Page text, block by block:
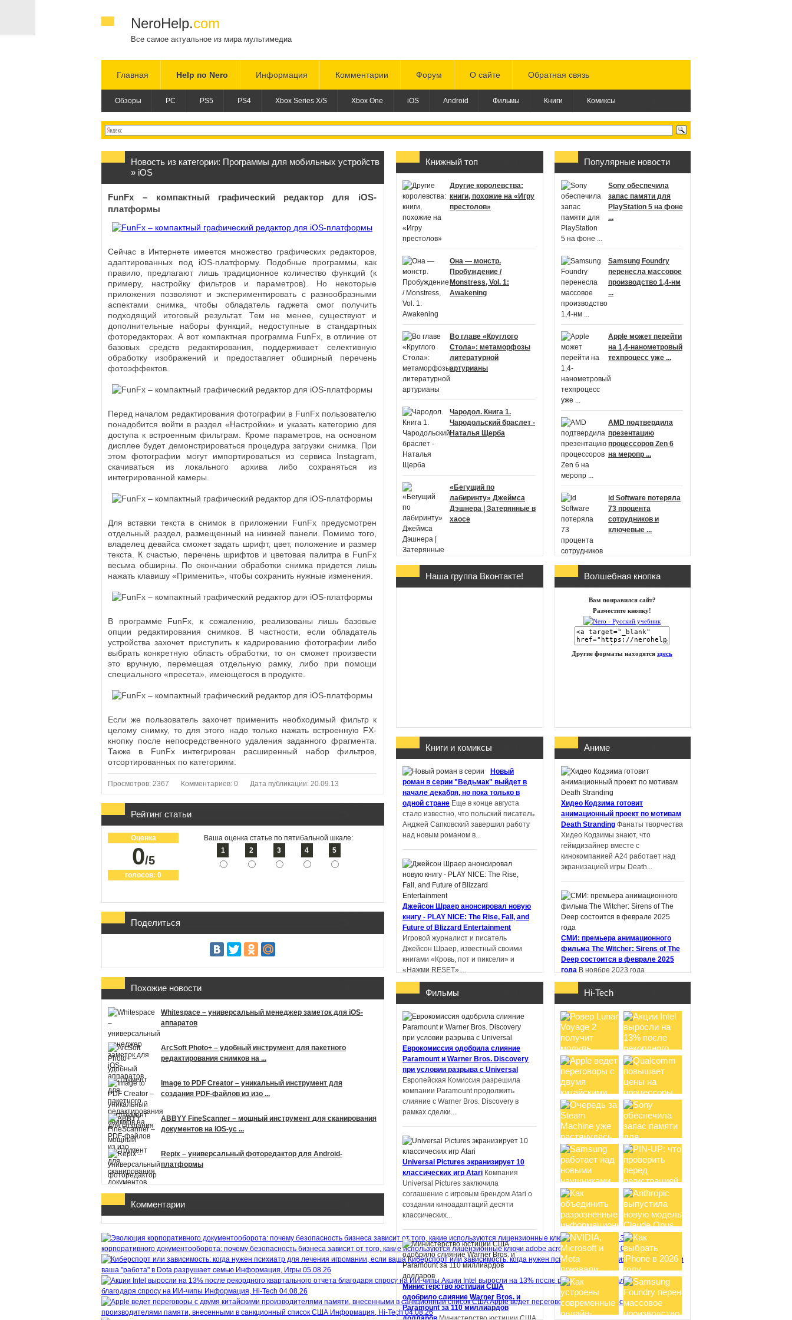
NeroHelp.com
Все самое актуальное из мира мультимедиа
Главная Help по Nero Информация Комментарии Форум О сайте Обратная связь
Обзоры PC PS5 PS4 Xbox Series X/S Xbox One iOS Android Фильмы Книги Комиксы
Новость из категории: Программы для мобильных устройств
» iOS
FunFx – компактный графический редактор для iOS-
платформы
Сейчас в Интернете имеется множество графических редакторов,
адаптированных под iOS-платформу. Подобные программы, как
правило, предлагают лишь традиционное количество функций (к
примеру, настройку фильтров и параметров). Но некоторые
приложения позволяют и экспериментировать с разнообразными
аспектами снимка, чтобы обладатель гаджета смог получить
подходящий итоговый результат. Тем не менее, существуют и
дополнительные наборы функций, недоступные в стандартных
фоторедакторах. А вот компактная программа FunFx, в отличие от
базовых средств редактирования, поддерживает селективную
обработку изображений и предоставляет обширный перечень
фотоэффектов.
Перед началом редактирования фотографии в FunFx пользователю
понадобится войти в раздел «Настройки» и указать категорию для
доступа к встроенным фильтрам. Кроме параметров, на основном
дисплее будет демонстрироваться процедура загрузки снимка. При
этом фотографии могут импортироваться из сервиса Instagram,
скачиваться из локального архива либо сохраняться из
интегрированной камеры.
Для вставки текста в снимок в приложении FunFx предусмотрен
отдельный раздел, размещенный на нижней панели. Помимо того,
владелец девайса сможет задать шрифт, цвет, положение и размер
текста. К счастью, перечень шрифтов и цветовая палитра в FunFx
весьма обширны. По окончании обработки снимка придется лишь
нажать клавишу «Применить», чтобы сохранить нужные изменения.
В программе FunFx, к сожалению, реализованы лишь базовые
опции редактирования снимков. В частности, если обладатель
устройства захочет приступить к кадрированию фотографии либо
выбрать конкретную область обработки, то он сможет произвести
это вручную, перемещая отдельную рамку, либо при помощи
специального «пресета», имеющегося в продукте.
Если же пользователь захочет применить необходимый фильтр к
целому снимку, то для этого надо только нажать встроенную FX-
кнопку после непосредственного удаления заданного фрагмента.
Также в FunFx интегрирован расширенный набор фильтров,
отсортированных по категориям.
Просмотров: 2367 Комментариев: 0 Дата публикации: 20.09.13
Рейтинг статьи
Оценка
0/5
голосов: 0
Ваша оценка статье по пятибальной шкале:
1
2 3 4 5
Поделиться
Похожие новости
Whitespace – универсальный менеджер заметок для iOS-
аппаратов
ArcSoft Photo+ – удобный инструмент для пакетного
редактирования снимков на ...
Image to PDF Creator – уникальный инструмент для
создания PDF-файлов из изо ...
ABBYY FineScanner – мощный инструмент для сканирования
документов на iOS-ус ...
Repix – универсальный фоторедактор для Android-
платформы
Комментарии
Книжный топ
Другие королевства:
книги, похожие на «Игру
престолов»
Она — монстр.
Пробуждение /
Monstress, Vol. 1:
Awakening
Во главе «Круглого
Стола»: метаморфозы
литературной
артурианы
Чародол. Книга 1.
Чародольский браслет -
Наталья Щерба
«Бегущий по
лабиринту» Джеймса
Дэшнера | Затерянные в
хаосе
Гарри Поттер и Дары
призраки - Джон Бойн
Пандемониум. Город
тёмных секретов -
Ученик рейнджера.
Руины Горлана - Джон
Фланаган
Наша группа Вконтакте!
Книги и комиксы
Новый
роман в серии "Ведьмак" выйдет в
начале декабря, но пока только в
одной стране Еще в конце августа
стало известно, что польский писатель
Анджей Сапковский завершил работу
над новым романом в...
Джейсон Шраер анонсировал новую
книгу - PLAY NICE: The Rise, Fall, and
Future of Blizzard Entertainment
Игровой журналист и писатель
Джейсон Шраер, известный своими
книгами «Кровь, пот и пиксели» и
«Нажми RESET»,...
В Китае литературную премию
получил роман, написанный с
помощью ИИПрофессор Пекинского
университета Шэнь Ян получил
престижную награду на литературном
конкурсе в Китае. Но оказалось,...
Автор фанфиков по «Властелину
колец» подал в суд на Amazon и
теперь должен выплатить компании
$134 тысячДеметрий Полихрон,
обвинивший Amazon и Tolkien Estate в
том, что компании украли идеи из его
фанфика по «Властелину...
Apple экранизирует серию научно-
фантастических книг «Дневники
Киллербота»Apple работает над
экранизацией отмеченных премией
Фильмы
Еврокомиссия одобрила слияние
Paramount и Warner Bros. Discovery
при условии разрыва с Universal
Европейская Комиссия разрешила
компании Paramount продолжить
слияние с Warner Bros. Discovery в
рамках сделки...
Universal Pictures экранизирует 10
классических игр Atari Компания
Universal Pictures заключила
соглашение с игровым брендом Atari о
создании киноадаптаций десяти
классических...
Министерство юстиции США
одобрило слияние Warner Bros. и
Paramount за 110 миллиардов
долларовМинистерство юстиции США
Популярные новости
Sony обеспечила
запас памяти для
PlayStation 5 на фоне
...
Samsung Foundry
перенесла массовое
производство 1,4-нм
...
Apple может перейти
на 1,4-нанометровый
техпроцесс уже ...
AMD подтвердила
презентацию
процессоров Zen 6
на меропр ...
id Software потеряла
73 процента
сотрудников и
ключевые ...
анонсировала новые
игры в Xbox Game
Pass на п ...
Глава Xbox
бизнеса посл ...
PIN-UP: что
проверить перед
регистрацией и
первым депоз ...
Samsung работает
наушниками Galaxy
Buds с не ...
Волшебная кнопка
Вам понравился сайт?
Разместите кнопку!
Другие форматы находятся здесь
Аниме
Хидео Кодзима готовит
анимационный проект по мотивам
Death Stranding Фанаты творчества
Хидео Кодзимы знают, что
геймдизайнер вместе с
кинокомпанией A24 работает над
экранизацией игры Death...
СМИ: премьера анимационного
фильма The Witcher: Sirens of The
Deep состоится в феврале 2025
года В ноябре 2023 года
стриминговый сервис Netflix
анонсировал анимационный фильм
Witcher:...
Новый хит от Netflix:
анимационный сериал Terminator
Zero получает восторженные
отзывы зрителей
Несколько дней
назад на стриминговом сервисе
Netflix состоялась премьера
анимационного сериала Terminator
Zero от...
обзаведется анимационными
проектами, но ждать второй сезон
Edgerunners не стоитВ сентябре
2022 года на Netflix вышел аниме-
сериал Cyberpunk: Edgerunners,
получивший 100% свежести от
критиков и 95%...
Hi-Tech
Эволюция
корпоративного документооборота: почему безопасность бизнеса зависит от того, какие используются лицензионные ключи adobe acrobat Информация
06.08.26
Киберспорт или зависимость: когда нужен психиатр для лечения игромании, если
ваша "работа" в Dota разрушает семью Информация, Игры 05.08.26
Акции Intel выросли на 13% после рекордного квартального отчета
благодаря спросу на ИИ-чипы Информация, Hi-Tech 04.08.26
Apple ведет переговоры с двумя китайскими
производителями памяти, внесенными в санкционный список США Информация, Hi-Tech 04.08.26